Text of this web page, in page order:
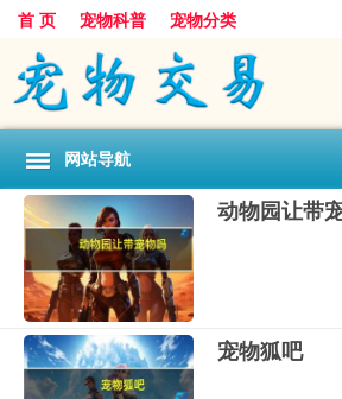
首 页 宠物科普 宠物分类
网站导航
动物园让带
宠物狐吧